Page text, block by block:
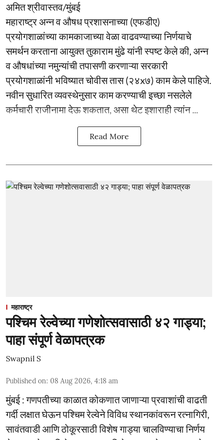
अमित श्रीवास्तव/मुंबई
महाराष्ट्र अन्न व औषध प्रशासनाच्या (एफडीए)
प्रयोगशाळांच्या कामकाजाच्या वेळा वाढवण्याच्या निर्णयाचे
समर्थन करताना आयुक्त तुकाराम मुंढे यांनी स्पष्ट केले की, अन्न
व औषधांच्या नमुन्यांची तपासणी करणाऱ्या सरकारी
प्रयोगशाळांनी भविष्यात चोवीस तास (२४x७) काम केले पाहिजे.
नवीन सुधारित व्यवस्थेनुसार काम करण्याची इच्छा नसलेले
कर्मचारी राजीनामा देऊ शकतात, असा थेट इशाराही त्यांन ...
Read More
महाराष्ट्र
पश्चिम रेल्वेच्या गणेशोत्सवासाठी ४२ गाड्या;
पाहा संपूर्ण वेळापत्रक
Swapnil S
Published on: 08 Aug 2026, 4:18 am
मुंबई : गणपतीच्या काळात कोकणात जाणाऱ्या प्रवाशांची वाढती
गर्दी लक्षात घेऊन पश्चिम रेल्वेने विविध स्थानकांवरून रत्नागिरी,
सावंतवाडी आणि ठोकूरसाठी विशेष गाड्या चालविण्याचा निर्णय